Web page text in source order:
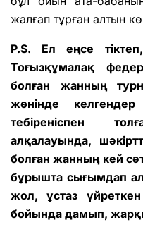
жалғап тұрған алтын
P.S. Ел еңсе
Тоғызқұмалақ
болған жанның
жөнінде
тебіреніспен
алқалауында,
болған жанның кей
бұрышта сығымдап
жол, ұстаз үйреткен
бойында дамып,